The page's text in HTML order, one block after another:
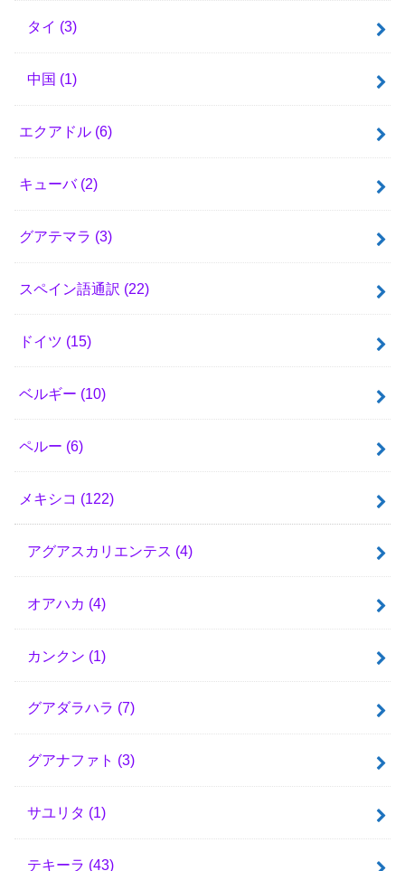
タイ (3)
中国 (1)
エクアドル (6)
キューバ (2)
グアテマラ (3)
スペイン語通訳 (22)
ドイツ (15)
ベルギー (10)
ペルー (6)
メキシコ (122)
アグアスカリエンテス (4)
オアハカ (4)
カンクン (1)
グアダラハラ (7)
グアナファト (3)
サユリタ (1)
テキーラ (43)